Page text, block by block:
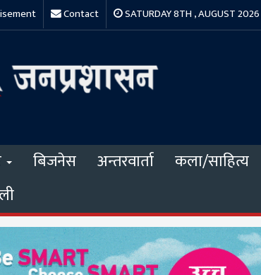
Contact SATURDAY 8TH , AUGUST
बिजनेस अन्तरवार्ता कला/साहित्य